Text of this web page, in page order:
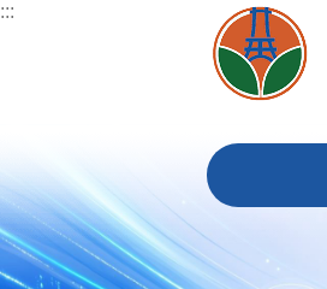
跳到主要內容區塊
:::